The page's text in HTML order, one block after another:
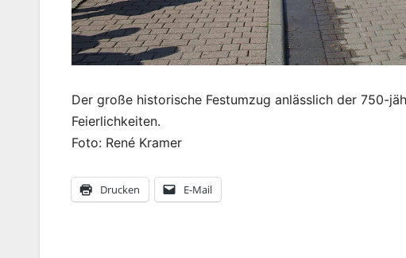
Der große historische Festumzug anlässlich der 750-
Feierlichkeiten.
Foto: René Kramer
Drucken E-Mail